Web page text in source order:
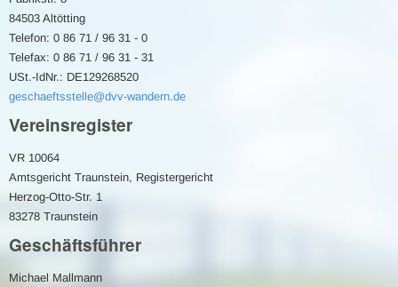
84503 Altötting
Telefon: 0 86 71 / 96 31 - 0
Telefax: 0 86 71 / 96 31 - 31
USt.-IdNr.: DE129268520
geschaeftsstelle@dvv-wandern.de
Vereinsregister
VR 10064
Amtsgericht Traunstein, Registergericht
Herzog-Otto-Str. 1
83278 Traunstein
Geschäftsführer
Michael Mallmann